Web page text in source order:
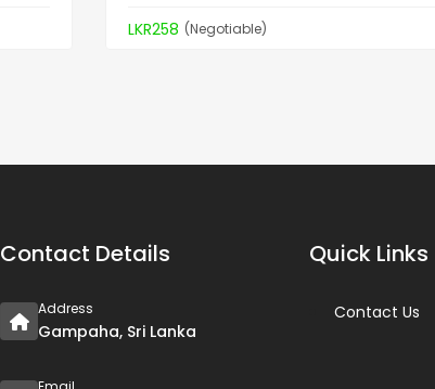
LKR258 (Negotiable)
Contact Details
Address
Gampaha, Sri Lanka
Quick Links
Contact Us